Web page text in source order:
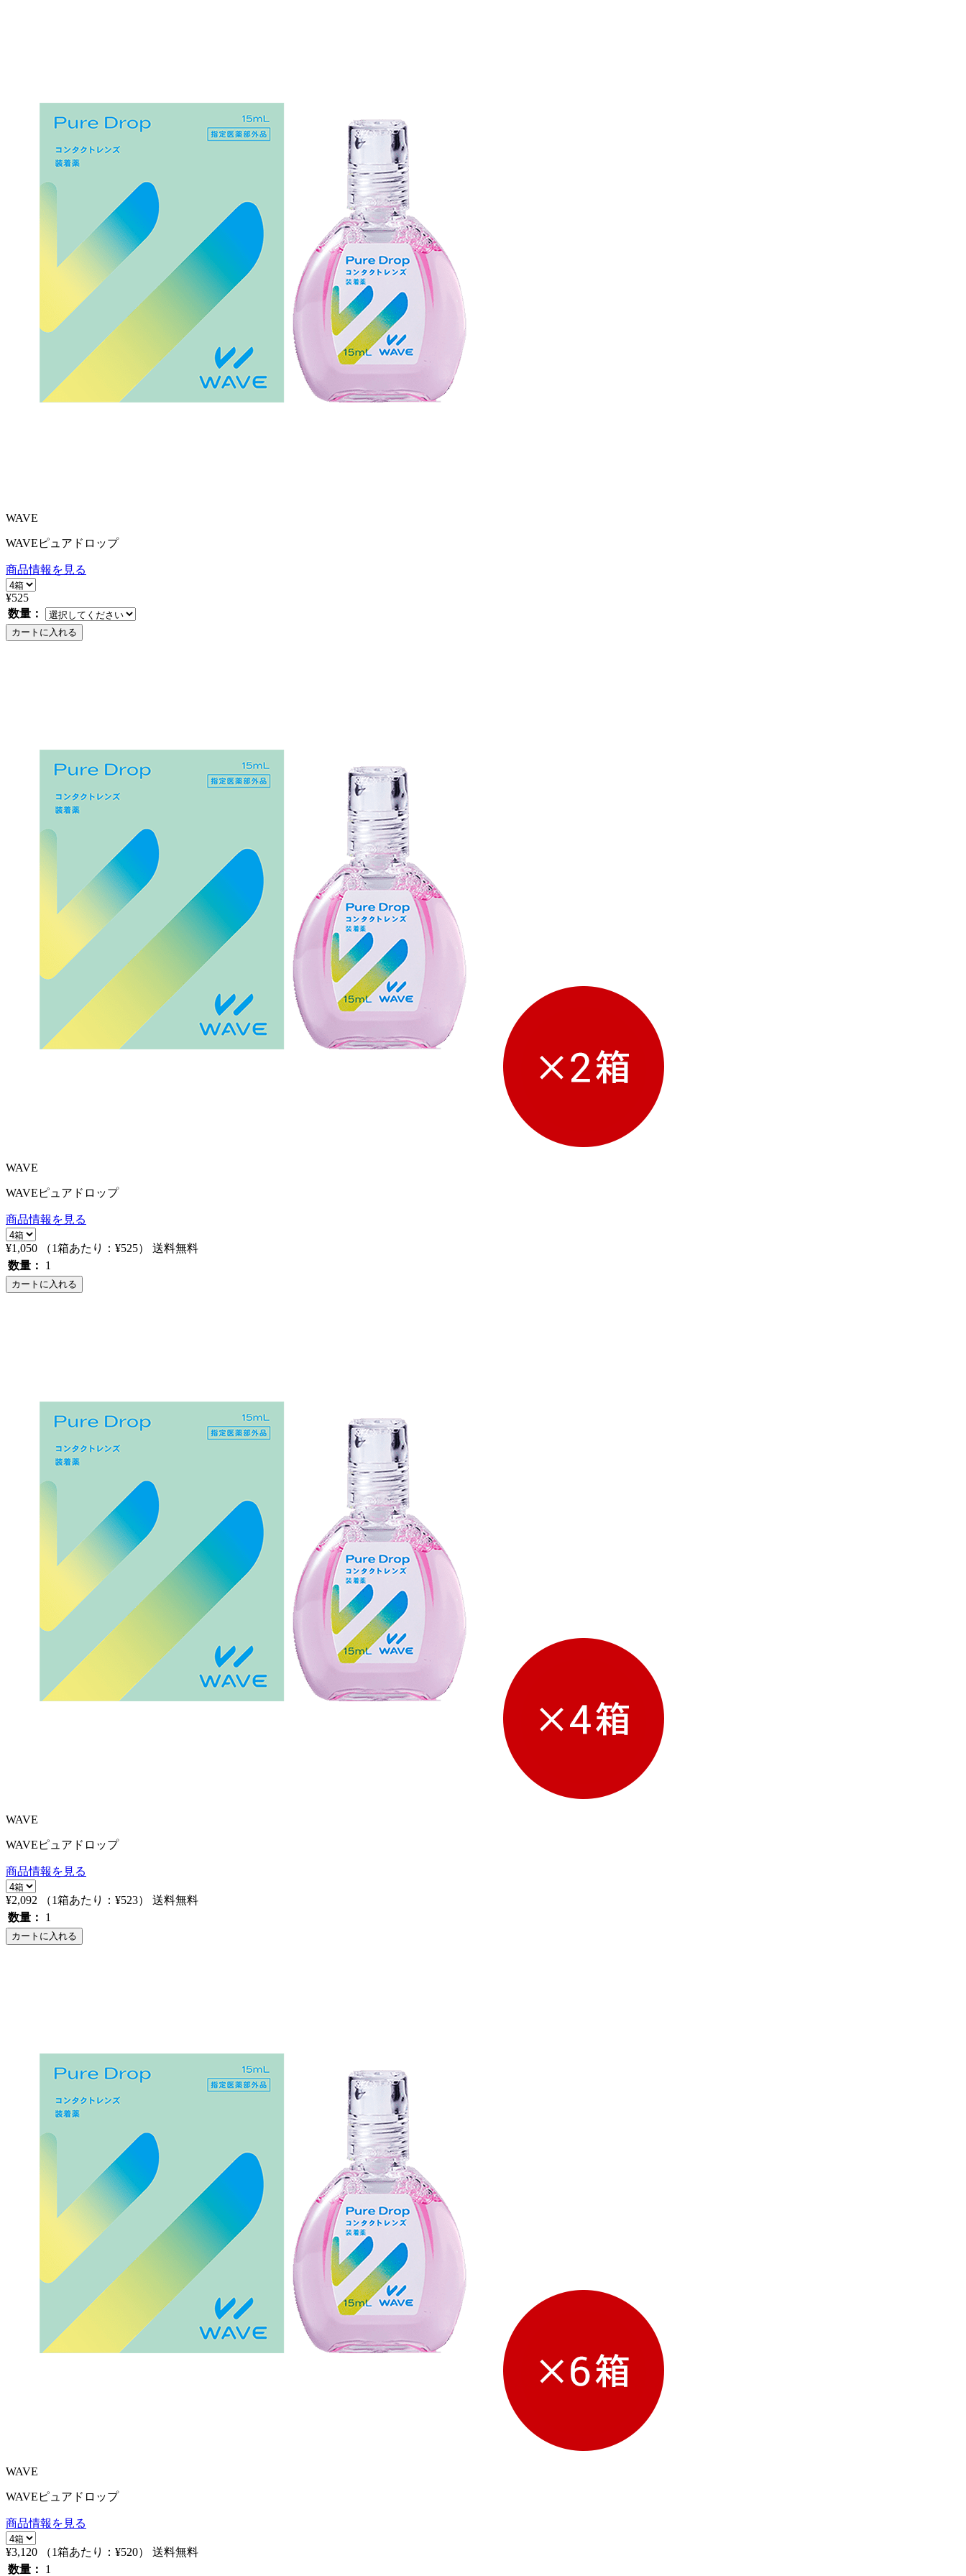
WAVE
WAVEピュアドロップ
商品情報を見る
¥525
数量：
カートに入れる
WAVE
WAVEピュアドロップ
商品情報を見る
¥1,050 （1箱あたり： ¥525）
送料無料
数量：
1
カートに入れる
WAVE
WAVEピュアドロップ
商品情報を見る
¥2,092 （1箱あたり： ¥523）
送料無料
数量：
1
カートに入れる
WAVE
WAVEピュアドロップ
商品情報を見る
¥3,120 （1箱あたり： ¥520）
送料無料
数量：
1